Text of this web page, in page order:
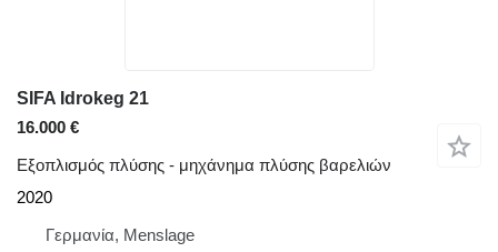
SIFA Idrokeg 21
16.000 €
Εξοπλισμός πλύσης - μηχάνημα πλύσης βαρελιών
2020
Γερμανία, Menslage